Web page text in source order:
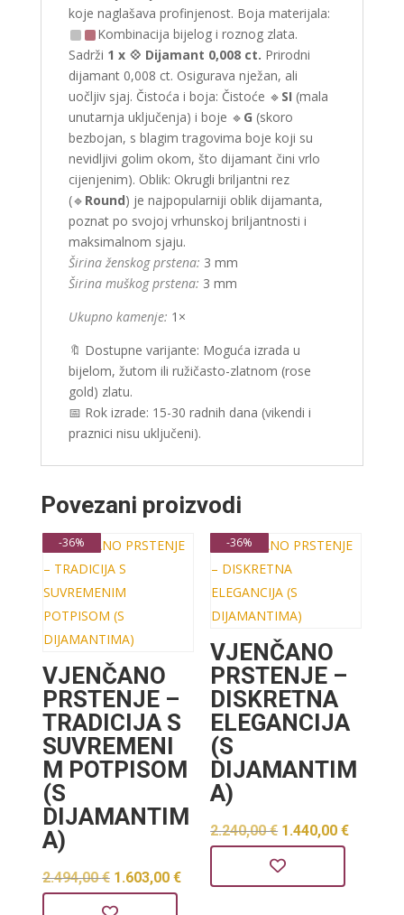
koje naglašava profinjenost. Boja materijala:
Kombinacija bijelog i roznog zlata.
Sadrži 1 x 💠 Dijamant 0,008 ct. Prirodni
dijamant 0,008 ct. Osigurava nježan, ali
uočljiv sjaj. Čistoća i boja: Čistoće 🔹 SI (mala
unutarnja uključenja) i boje 🔹 G (skoro
bezbojan, s blagim tragovima boje koji su
nevidljivi golim okom, što dijamant čini vrlo
cijenjenim). Oblik: Okrugli briljantni rez
(🔹 Round) je najpopularniji oblik dijamanta,
poznat po svojoj vrhunskoj briljantnosti i
maksimalnom sjaju.
Širina ženskog prstena: 3 mm
Širina muškog prstena: 3 mm
Ukupno kamenje: 1×
🔖 Dostupne varijante: Moguća izrada u
bijelom, žutom ili ružičasto-zlatnom (rose
gold) zlatu.
📅 Rok izrade: 15-30 radnih dana (vikendi i
praznici nisu uključeni).
Povezani proizvodi
-36%
VJENČANO
PRSTENJE –
TRADICIJA S
SUVREMENI
M POTPISOM
(S
DIJAMANTIM
A)
2.494,00€ Izvorna
cijena
1.603,00 €
-36%
VJENČANO
PRSTENJE –
DISKRETNA
ELEGANCIJA
(S
DIJAMANTIM
A)
2.240,00€ Izvorna
cijena
bila
1.440,00€